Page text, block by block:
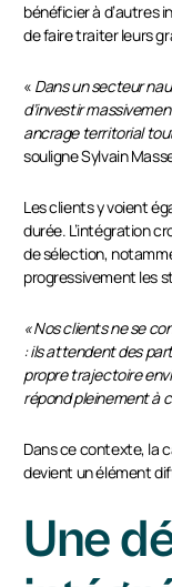
bénéficier à d’autres
de faire traiter leurs
« Dans un secteur
d’investir
ancrage territorial
souligne Sylvain
Les clients y voient
durée. L’intégration
de sélection,
progressivement les
« Nos clientsne se
: ils attendent des
propre trajectoire
répond pleinement à
Dans ce contexte, la
devient un élément
Une